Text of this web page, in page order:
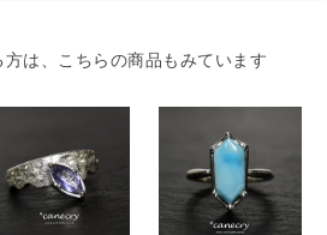
は、こちらの商品もみています